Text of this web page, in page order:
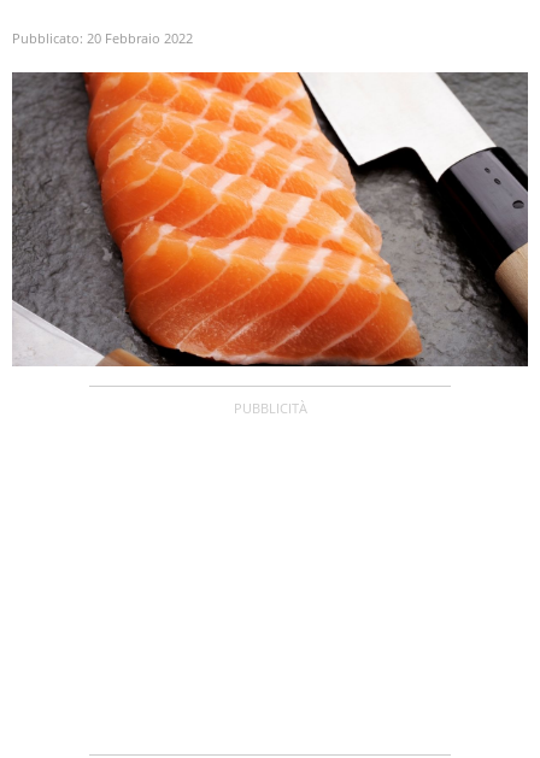
Pubblicato: 20 Febbraio 2022